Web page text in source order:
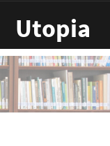
Utopia